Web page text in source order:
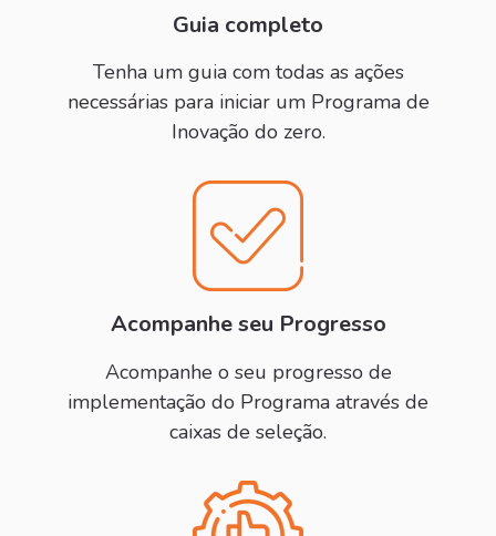
Guia completo
Tenha um guia com todas as ações
necessárias para iniciar um Programa de
Inovação do zero.
Acompanhe seu Progresso
Acompanhe o seu progresso de
implementação do Programa através de
caixas de seleção.